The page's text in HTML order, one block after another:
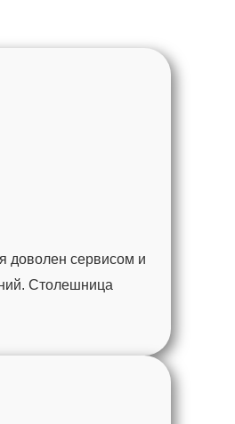
доволен сервисом и
Столешница